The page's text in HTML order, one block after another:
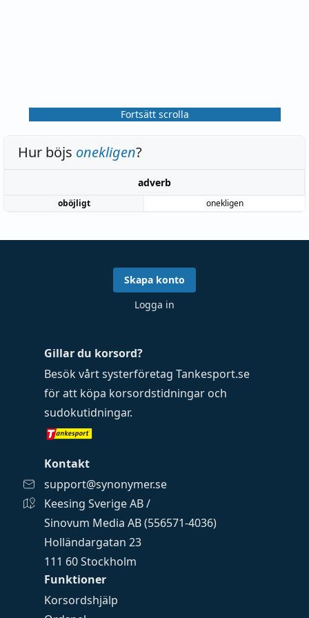
Fortsätt scrolla
Hur böjs onekligen?
adverb
oböjligt onekligen
Funktioner
Korsordshjälp
Gillar du korsord?
Besök vårt systerföretag Tankesport.se
för att köpa korsordstidningar och
sudokutidningar.
Kontakt
support@synonymer.se
Keesing Sverige AB /
Sinovum Media AB (556571-4036)
Holländargatan 23
111 60 Stockholm
Skapa konto
Logga in